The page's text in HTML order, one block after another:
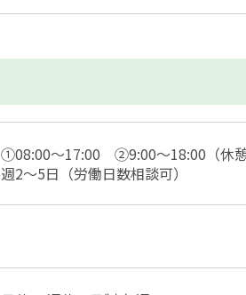
①08:00〜17:00 ②9:00～18:00（休憩
週2～5日（労働日数相談可）